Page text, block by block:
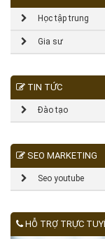
Học tập trung
Gia sư
TIN TỨC
Đào tạo
SEO MARKETING
Seo youtube
HỖ TRỢ TRỰC